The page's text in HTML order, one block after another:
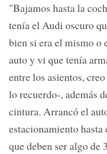
"Bajamos hasta la
tenía el Audi oscuro
bien si era el mismo o
auto y vi que tenía
entre los asientos,
lo recuerdo-, además
cintura. Arrancó el
estacionamiento
que deben ser algo de